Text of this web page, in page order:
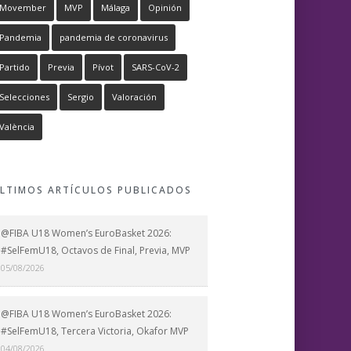
Movember MVP Málaga Opinión
Pandemia pandemia de coronavirus
Partido Previa Pívot SARS-CoV-2
Selecciones Sergio Valoración
València
ARTÍCULOS PUBLICADOS
@FIBA U18 Women’s EuroBasket 2026:
#SelFemU18, Octavos de Final, Previa, MVP
05/08/2026
@FIBA U18 Women’s EuroBasket 2026:
#SelFemU18, Tercera Victoria, Okafor MVP
04/08/2026